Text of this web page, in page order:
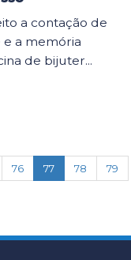
a contação de
e a memória
de bijuter...
76 77(current)
78
79